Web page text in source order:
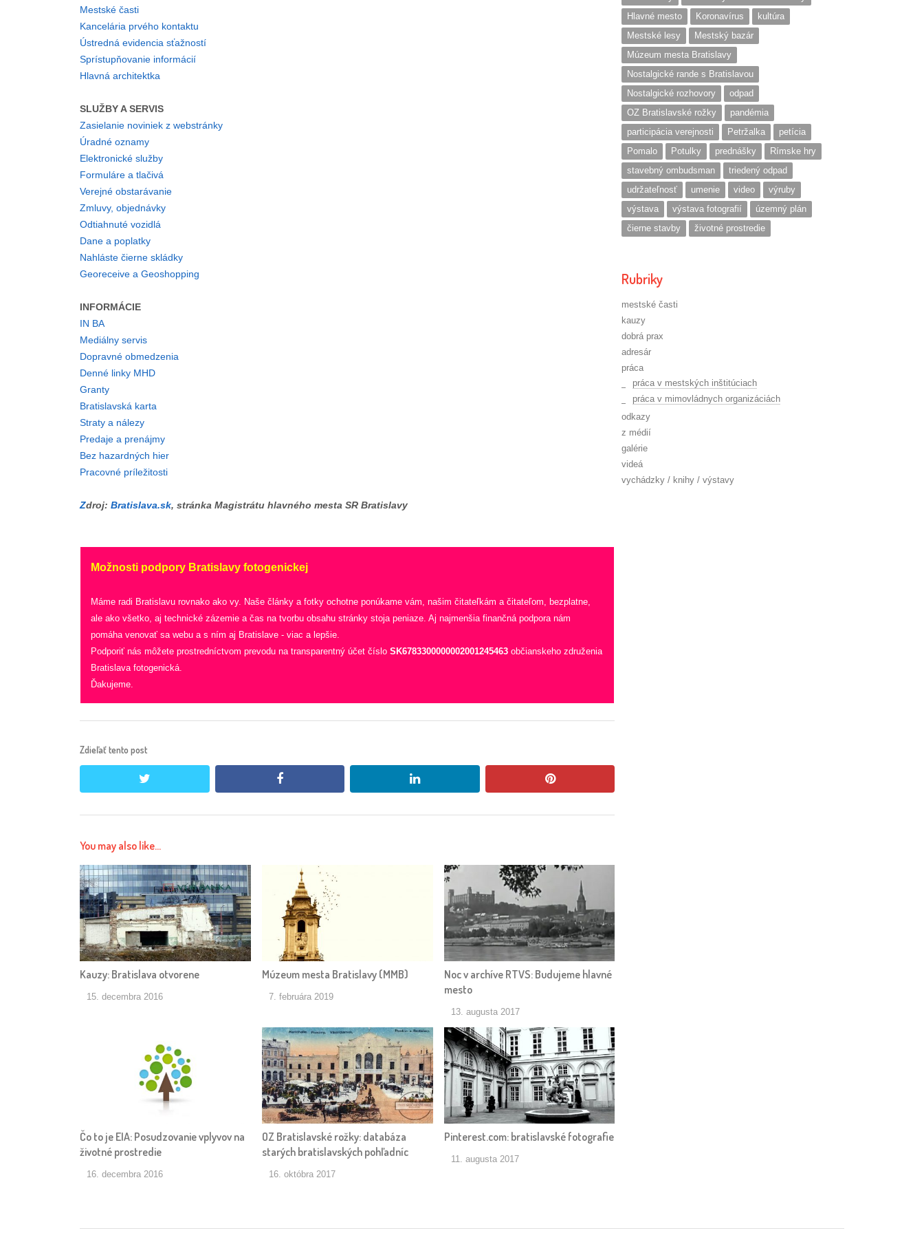
Mestské časti
Kancelária prvého kontaktu
Ústredná evidencia sťažností
Sprístupňovanie informácií
Hlavná architektka
SLUŽBY A SERVIS
Zasielanie noviniek z webstránky
Úradné oznamy
Elektronické služby
Formuláre a tlačivá
Verejné obstarávanie
Zmluvy, objednávky
Odtiahnuté vozidlá
Dane a poplatky
Nahláste čierne skládky
Georeceive a Geoshopping
INFORMÁCIE
IN BA
Mediálny servis
Dopravné obmedzenia
Denné linky MHD
Granty
Bratislavská karta
Straty a nálezy
Predaje a prenájmy
Bez hazardných hier
Pracovné príležitosti
Zdroj: Bratislava.sk, stránka Magistrátu hlavného mesta SR Bratislavy
Možnosti podpory Bratislavy fotogenickej
Máme radi Bratislavu rovnako ako vy. Naše články a fotky ochotne ponúkame vám, našim čitateľkám a čitateľom, bezplatne,
ale ako všetko, aj technické zázemie a čas na tvorbu obsahu stránky stoja peniaze. Aj najmenšia finančná podpora nám
pomáha venovať sa webu a s ním aj Bratislave - viac a lepšie.
Podporiť nás môžete prostredníctvom prevodu na transparentný účet číslo SK6783300000002001245463 občianskeho združenia
Bratislava fotogenická.
Ďakujeme.
Zdieľať tento post
twitter facebook linkedin pinterest
You may also like...
Kauzy: Bratislava otvorene
15. decembra 2016
Múzeum mesta Bratislavy (MMB)
7. februára 2019
Noc v archíve RTVS: Budujeme hlavné
mesto
13. augusta 2017
Čo to je EIA: Posudzovanie vplyvov na
životné prostredie
16. decembra 2016
OZ Bratislavské rožky: databáza
starých bratislavských pohľadníc
16. októbra 2017
Pinterest.com: bratislavské fotografie
11. augusta 2017
Hlavné mesto
Koronavírus
kultúra
Mestské lesy
Mestský bazár
Múzeum mesta Bratislavy
Nostalgické rande s Bratislavou
Nostalgické rozhovory
odpad
OZ Bratislavské rožky
pandémia
participácia verejnosti
Petržalka
petícia
Pomalo
Potulky prednášky
Rímske hry
stavebný ombudsman
triedený odpad
udržateľnosť
umenie video
výruby
výstava
výstava fotografií
územný plán
čierne stavby
životné prostredie
Rubriky
mestské časti
kauzy
dobrá prax
adresár
práca
práca v mestských inštitúciach
práca v mimovládnych organizáciách
odkazy
z médií
galérie
videá
vychádzky / knihy / výstavy